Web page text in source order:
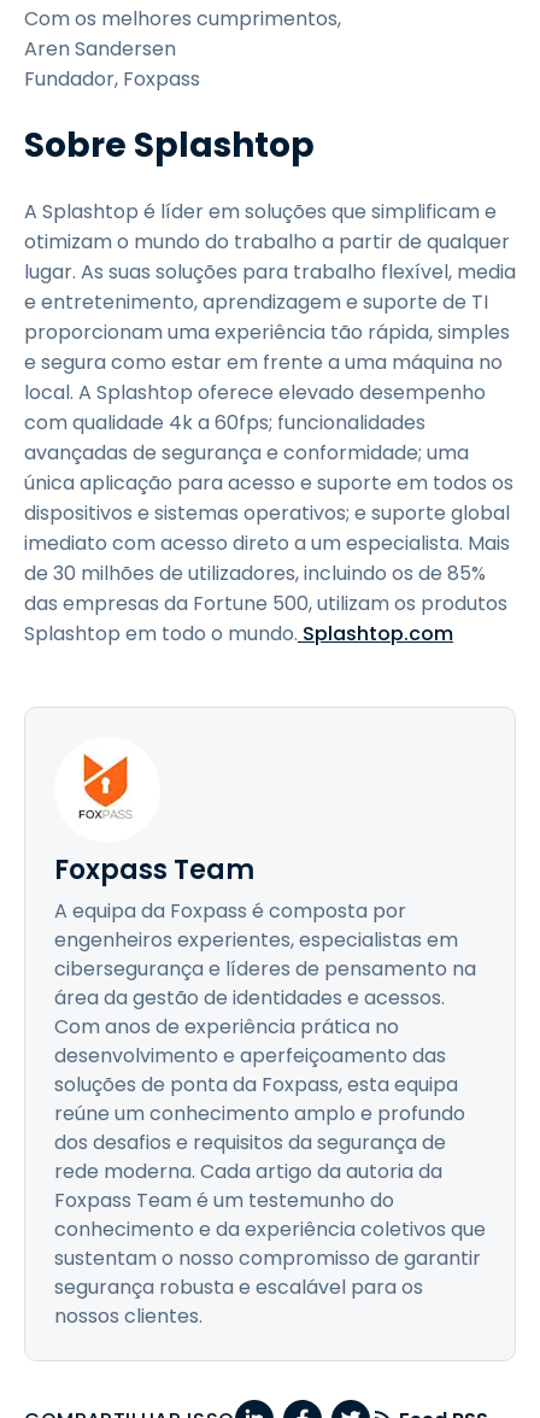
Com os melhores cumprimentos,
Aren Sandersen
Fundador, Foxpass
Sobre Splashtop
A Splashtop é líder em soluções que simplificam e
otimizam o mundo do trabalho a partir de qualquer
lugar. As suas soluções para trabalho flexível, media
e entretenimento, aprendizagem e suporte de TI
proporcionam uma experiência tão rápida, simples
e segura como estar em frente a uma máquina no
local. A Splashtop oferece elevado desempenho
com qualidade 4k a 60fps; funcionalidades
avançadas de segurança e conformidade; uma
única aplicação para acesso e suporte em todos os
dispositivos e sistemas operativos; e suporte global
imediato com acesso direto a um especialista. Mais
de 30 milhões de utilizadores, incluindo os de 85%
das empresas da Fortune 500, utilizam os produtos
Splashtop em todo o mundo. Splashtop.com
Foxpass Team
A equipa da Foxpass é composta por
engenheiros experientes, especialistas em
cibersegurança e líderes de pensamento na
área da gestão de identidades e acessos.
Com anos de experiência prática no
desenvolvimento e aperfeiçoamento das
soluções de ponta da Foxpass, esta equipa
reúne um conhecimento amplo e profundo
dos desafios e requisitos da segurança de
rede moderna. Cada artigo da autoria da
Foxpass Team é um testemunho do
conhecimento e da experiência coletivos que
sustentam o nosso compromisso de garantir
segurança robusta e escalável para os
nossos clientes.